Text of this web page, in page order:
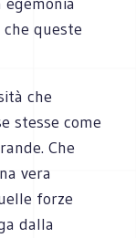
queste
che
stesse come
Che
vera
forze
dalla